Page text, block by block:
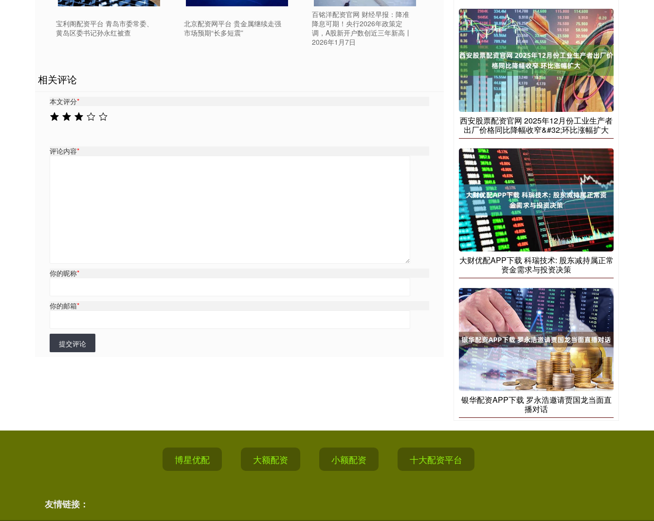
宝利阁配资平台 青岛市委常委、
黄岛区委书记孙永红被查
北京配资网平台 贵金属继续走强
市场预期“长多短震”
百铭洋配资官网 财经早报：降准
降息可期！央行2026年政策定
调，A股新开户数创近三年新高丨
2026年1月7日
相关评论
本文评分*
评论内容*
你的昵称*
你的邮箱*
提交评论
西安股票配资官网 2025年12月份工业生产者
出厂价格同比降幅收窄&#32;环比涨幅扩大
大财优配APP下载 科瑞技术: 股东减持属正常
资金需求与投资决策
银华配资APP下载 罗永浩邀请贾国龙当面直
播对话
博星优配 大额配资 小额配资 十大配资平台
友情链接：